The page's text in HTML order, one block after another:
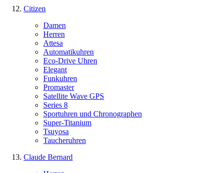
Citizen
Damen
Herren
Attesa
Automatikuhren
Eco-Drive Uhren
Elegant
Funkuhren
Promaster
Satellite Wave GPS
Series 8
Sportuhren und Chronographen
Super-Titanium
Tsuyosa
Taucheruhren
Claude Bernard